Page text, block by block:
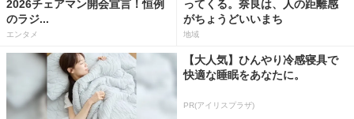
2026チェアマン開会宣言！恒例
のラジ...
エンタメ
ってくる。奈良は、人の距離感
がちょうどいいまち
地域
【大人気】ひんやり冷感寝具で
快適な睡眠をあなたに。
PR(アイリスプラザ)